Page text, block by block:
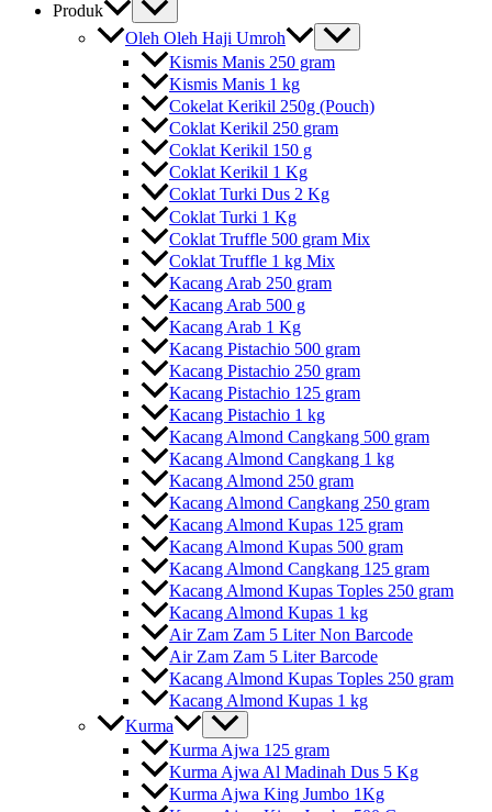
Produk
Oleh Oleh Haji Umroh
Kismis Manis 250 gram
Kismis Manis 1 kg
Cokelat Kerikil 250g (Pouch)
Coklat Kerikil 250 gram
Coklat Kerikil 150 g
Coklat Kerikil 1 Kg
Coklat Turki Dus 2 Kg
Coklat Turki 1 Kg
Coklat Truffle 500 gram Mix
Coklat Truffle 1 kg Mix
Kacang Arab 250 gram
Kacang Arab 500 g
Kacang Arab 1 Kg
Kacang Pistachio 500 gram
Kacang Pistachio 250 gram
Kacang Pistachio 125 gram
Kacang Pistachio 1 kg
Kacang Almond Cangkang 500 gram
Kacang Almond Cangkang 1 kg
Kacang Almond 250 gram
Kacang Almond Cangkang 250 gram
Kacang Almond Kupas 125 gram
Kacang Almond Kupas 500 gram
Kacang Almond Cangkang 125 gram
Kacang Almond Kupas Toples 250 gram
Kacang Almond Kupas 1 kg
Air Zam Zam 5 Liter Non Barcode
Air Zam Zam 5 Liter Barcode
Kacang Almond Kupas Toples 250 gram
Kacang Almond Kupas 1 kg
Kurma
Kurma Ajwa 125 gram
Kurma Ajwa Al Madinah Dus 5 Kg
Kurma Ajwa King Jumbo 1Kg